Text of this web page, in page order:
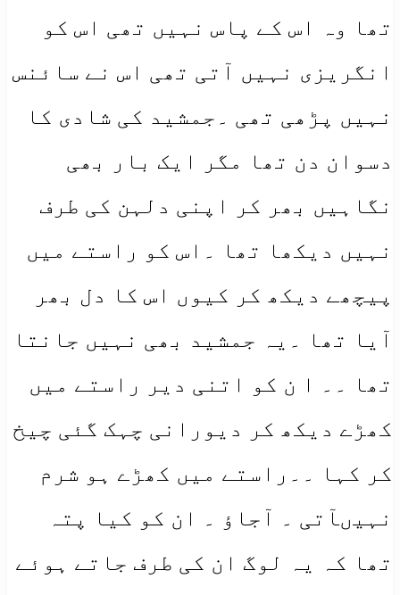
تھا وہ اس کے پاس نہیں تھی اس کو
انگریزی نہیں آتی تھی اس نے سائنس
نہیں پڑھی تھی ۔جمشید کی شادی کا
دسوان دن تھا مگر ایک بار بھی
نگاہیں بھر کر اپنی دلہن کی طرف
نہیں دیکھا تھا ۔اس کو راستے میں
پیچھے دیکھ کر کیوں اس کا دل بھر
آیا تھا ۔یہ جمشید بھی نہیں جانتا
تھا ۔۔ ا ن کو اتنی دیر راستے میں
کھڑے دیکھ کر دیورانی چہک گئی چیخ
کر کہا ۔۔راستے میں کھڑے ہو شرم
نہیںآتی ۔ آجاؤ ۔ ان کو کیا پتہ
تھا کہ یہ لوگ ان کی طرف جاتے ہوئے